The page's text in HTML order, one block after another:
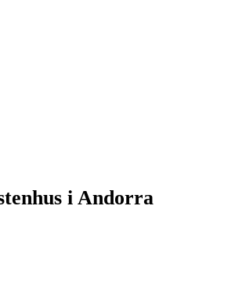
i Andorra